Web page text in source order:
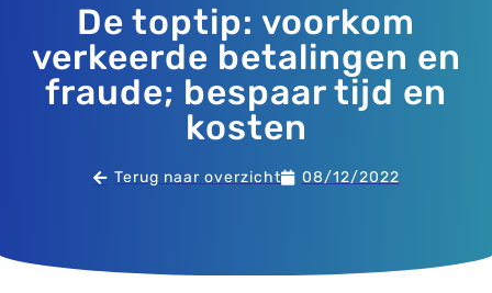
De toptip: voorkom
verkeerde betalingen en
fraude; bespaar tijd en
kosten
Terug naar overzicht 08/12/2022